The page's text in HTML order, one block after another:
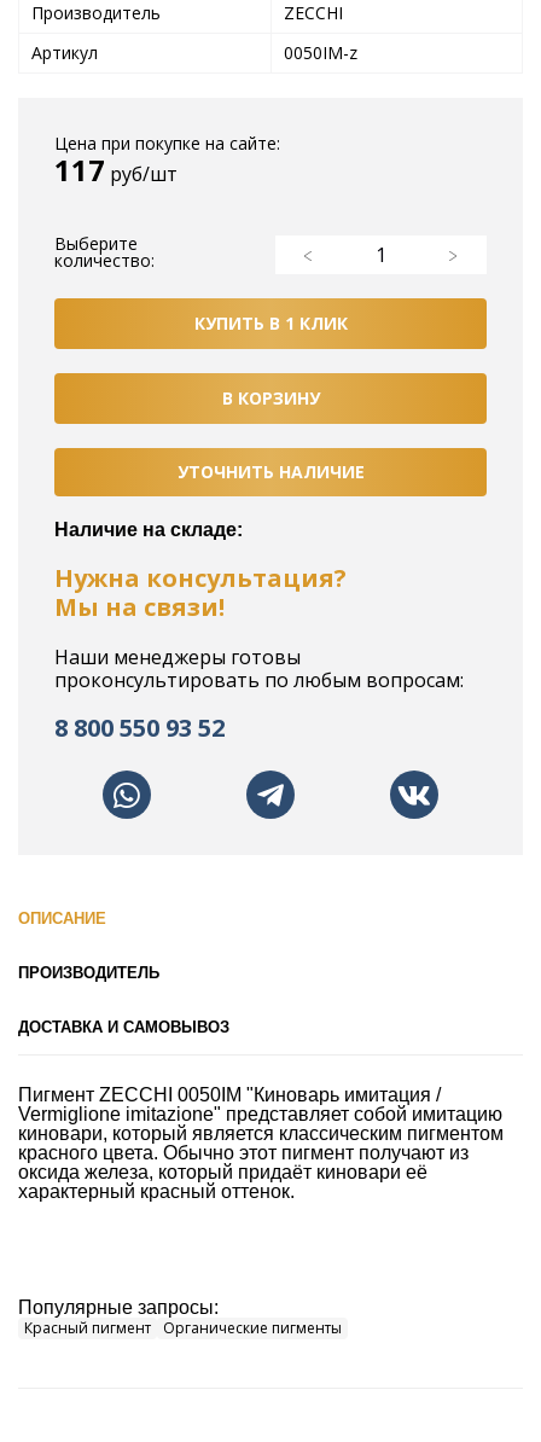
Производитель
ZECCHI
Артикул
0050IM-z
Цена при покупке на сайте:
117 руб/шт
Выберите
количество:
КУПИТЬ В 1 КЛИК
В КОРЗИНУ
УТОЧНИТЬ НАЛИЧИЕ
Наличие на складе:
Нужна консультация?
Мы на связи!
Наши менеджеры готовы
проконсультировать по любым вопросам:
8 800 550 93 52
ОПИСАНИЕ
ПРОИЗВОДИТЕЛЬ
ДОСТАВКА И САМОВЫВОЗ
Пигмент ZECCHI 0050IM "Киноварь имитация /
Vermiglione imitazione" представляет собой имитацию
киновари, который является классическим пигментом
красного цвета. Обычно этот пигмент получают из
оксида железа, который придаёт киновари её
характерный красный оттенок.
Популярные запросы:
Красный пигмент
Органические пигменты